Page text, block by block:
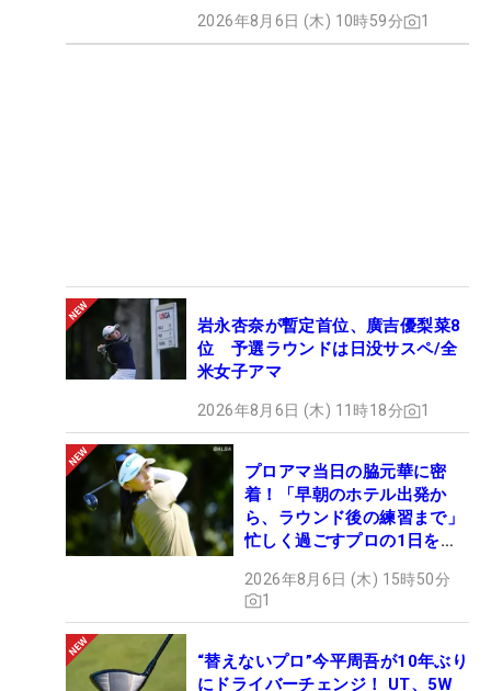
2026年8月6日 (木) 10時59分 1
岩永杏奈が暫定首位、廣吉優梨菜8
位 予選ラウンドは日没サスペ/全
米女子アマ
2026年8月6日 (木) 11時18分 1
プロアマ当日の脇元華に密
着！「早朝のホテル出発か
ら、ラウンド後の練習まで」
忙しく過ごすプロの1日を公
2026年8月6日 (木) 15時50分
1
“替えないプロ”今平周吾が10年ぶり
にドライバーチェンジ！ UT、5W